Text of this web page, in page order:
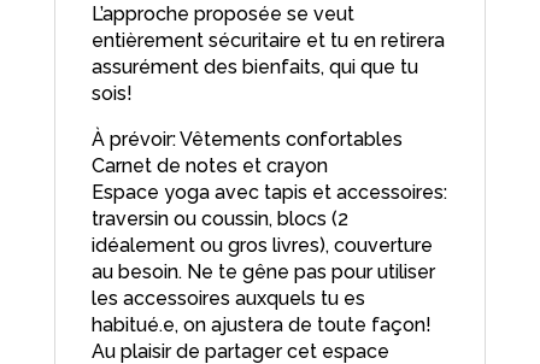
L’approche proposée se veut
entièrement sécuritaire et tu en retirera
assurément des bienfaits, qui que tu
sois!
À prévoir: Vêtements confortables
Carnet de notes et crayon
Espace yoga avec tapis et accessoires:
traversin ou coussin, blocs (2
idéalement ou gros livres), couverture
au besoin. Ne te gêne pas pour utiliser
les accessoires auxquels tu es
habitué.e, on ajustera de toute façon!
Au plaisir de partager cet espace